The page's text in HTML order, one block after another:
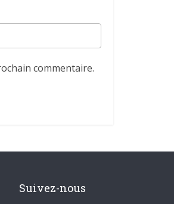
commentaire.
Suivez-nous